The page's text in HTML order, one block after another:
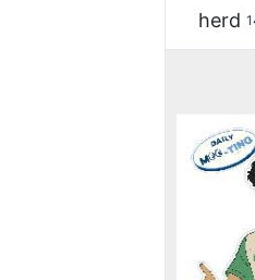
herd